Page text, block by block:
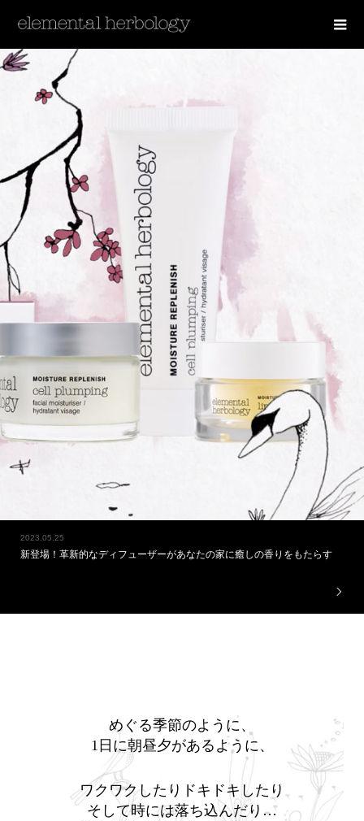
2023.05.25
新登場！革新的なディフューザーがあなたの家に癒しの香りをもたらす
めぐる季節のように、
1日に朝昼夕があるように、
ワクワクしたりドキドキしたり
そして時には落ち込んだり…